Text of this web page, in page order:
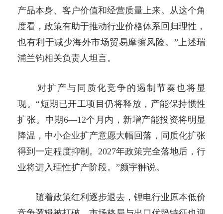
产品本身、客户价值和经营质量上来。从这个角
度看，政策有助于推动行业价格体系回归理性，
也有利于减少海外市场贸易摩擦风险。”上述瑞
浦兰钧相关负责人坦言。
对扩产与同质化竞争的遏制节奏也将显
现。“短期已开工项目仍将释放，产能保持惯性
扩张。中期6—12个月内，新增产能投资将明显
降温，中小企业扩产意愿大幅回落，同质化扩张
得到一定程度抑制。2027年政策完全落地后，行
业将进入理性扩产阶段。”颜宇翀说。
随着政策红利逐步退去，锂电行业原本低价